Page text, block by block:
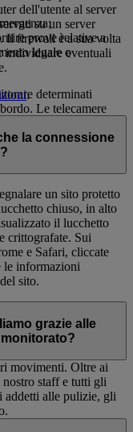
prove relative a
legale o
determinati
Le telecamere
sicurezza o altro
eventi straordinari.
dell'utente al server
su un server
Il firewall è a sua volta
individuare eventuali
.
la connessione
un sito protetto
chiuso, in alto
il lucchetto
crittografate. Sui
e Safari, cliccate
le informazioni
sito.
grazie alle
movimenti. Oltre ai
nostro staff e tutti gli
addetti alle pulizie, gli